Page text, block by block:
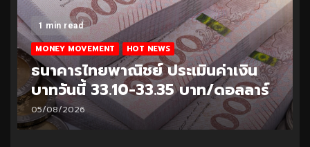
1 min read
MONEY MOVEMENT HOT NEWS
ธนาคารไทยพาณิชย์ ประเมินค่าเงิน
บาทวันนี้ 33.10-33.35 บาท/ดอลลาร์
05/08/2026